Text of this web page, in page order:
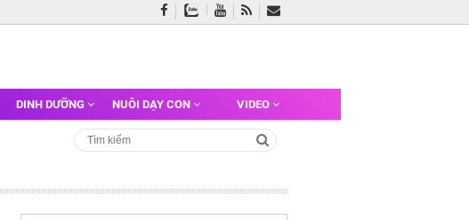
DINH DƯỠNG NUÔI DẠY CON VIDEO